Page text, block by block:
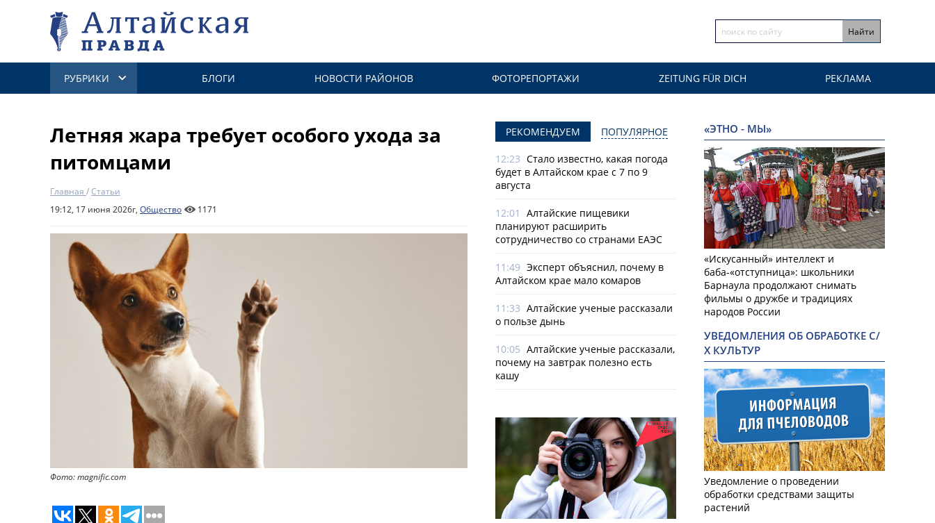
РУБРИКИ БЛОГИ НОВОСТИ РАЙОНОВ ФОТОРЕПОРТАЖИ ZEITUNG FÜR DICH РЕКЛАМА
Летняя жара требует особого ухода за
питомцами
Главная /Статьи
19:12, 17 июня 2026г, Общество 1171
Фото: magnific.com
РЕКОМЕНДУЕМ ПОПУЛЯРНОЕ
12:23 Стало известно, какая погода
будет в Алтайском крае с 7 по 9
августа
12:01
Алтайские пищевики
планируют расширить
сотрудничество со странами ЕАЭС
11:49 Эксперт объяснил, почему в
Алтайском крае мало комаров
11:33 Алтайские ученые рассказали
о пользе дынь
10:05 Алтайские ученые рассказали,
почему на завтрак полезно есть
кашу
«ЭТНО - МЫ»
«Искусанный» интеллект и
баба-«отступница»: школьники
Барнаула продолжают снимать
фильмы о дружбе и традициях
народов России
УВЕДОМЛЕНИЯ ОБ ОБРАБОТКЕ С/
Х КУЛЬТУР
Уведомление о проведении
обработки средствами защиты
растений